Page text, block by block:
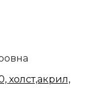
холст,акрил,